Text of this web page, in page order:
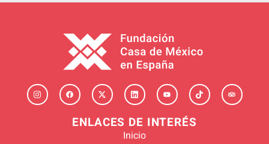
ENLACES DE INTERÉS
Inicio